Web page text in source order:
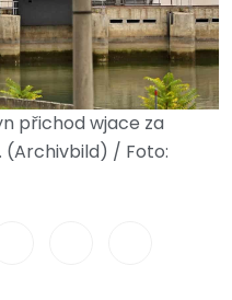
přichod wjace za
(Archivbild) / Foto: